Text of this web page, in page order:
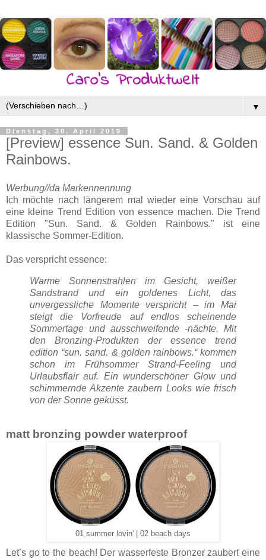
▼
Dienstag, 30. April 2019
[Preview] essence Sun. Sand. & Golden
Rainbows.
Werbung//da Markennennung
Ich möchte nach längerem mal wieder eine Vorschau auf
eine kleine Trend Edition von essence machen. Die Trend
Edition "Sun. Sand. & Golden Rainbows." ist eine
klassische Sommer-Edition.
Das verspricht essence:
Warme Sonnenstrahlen im Gesicht, weißer
Sandstrand und ein goldenes Licht, das
unvergessliche Momente verspricht – im Mai
steigt die Vorfreude auf endlos scheinende
Sommertage und ausschweifende -nächte. Mit
den Bronzing-Produkten der essence trend
edition “sun. sand. & golden rainbows.“ kommen
schon im Frühsommer Strand-Feeling und
Urlaubsflair auf. Ein wunderschöner Glow und
schimmernde Akzente zaubern Looks wie frisch
von der Sonne geküsst.
matt bronzing powder waterproof
01 summer lovin' | 02 beach days
Let’s go to the beach! Der wasserfeste Bronzer zaubert eine